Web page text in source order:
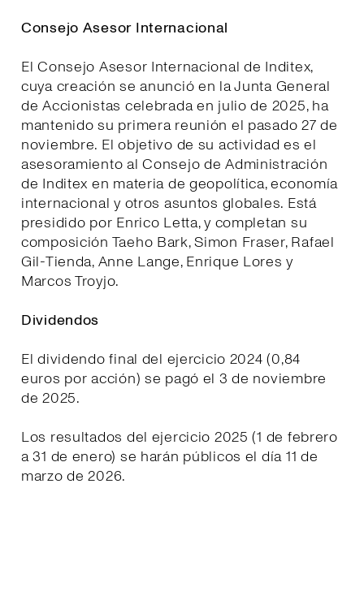
Consejo Asesor Internacional
El Consejo Asesor Internacional de Inditex,
cuya creación se anunció en la Junta General
de Accionistas celebrada en julio de 2025, ha
mantenido su primera reunión el pasado 27 de
noviembre. El objetivo de su actividad es el
asesoramiento al Consejo de Administración
de Inditex en materia de geopolítica, economía
internacional y otros asuntos globales. Está
presidido por Enrico Letta, y completan su
composición Taeho Bark, Simon Fraser, Rafael
Gil-Tienda, Anne Lange, Enrique Lores y
Marcos Troyjo.
Dividendos
El dividendo final del ejercicio 2024 (0,84
euros por acción) se pagó el 3 de noviembre
de 2025.
Los resultados del ejercicio 2025 (1 de febrero
a 31 de enero) se harán públicos el día 11 de
marzo de 2026.